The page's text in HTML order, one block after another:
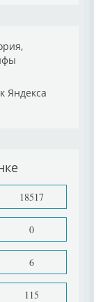
Яндекса
18517
0
6
115